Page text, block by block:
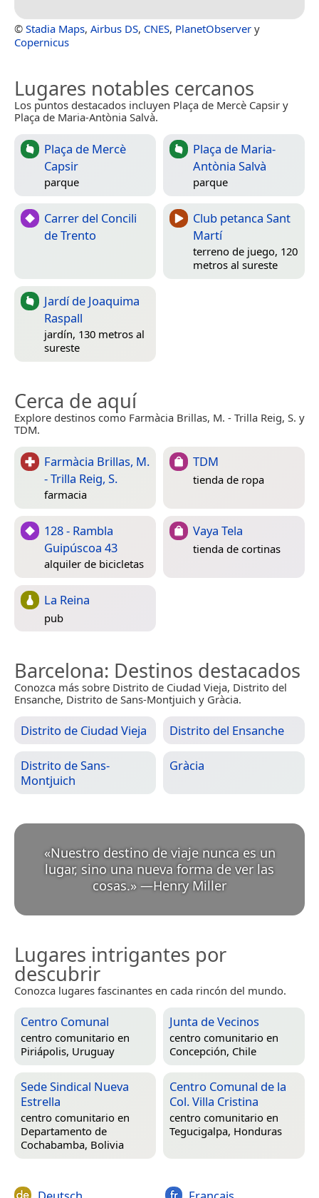
© Stadia Maps, Airbus DS, CNES, PlanetObserver y
Copernicus
Lugares notables cercanos
Los puntos destacados incluyen Plaça de Mercè Capsir y
Plaça de Maria-Antònia Salvà.
Plaça de Mercè
Capsir
parque
Plaça de Maria-
Antònia Salvà
parque
Carrer del Concili
de Trento
Club petanca Sant
Martí
terreno de juego, 120
metros al sureste
Jardí de Joaquima
Raspall
jardín, 130 metros al
sureste
Cerca de aquí
Explore destinos como Farmàcia Brillas, M. - Trilla Reig, S. y
TDM.
Farmàcia Brillas, M.
- Trilla Reig, S.
farmacia
TDM
tienda de ropa
128 - Rambla
Guipúscoa 43
alquiler de bicicletas
Vaya Tela
tienda de cortinas
La Reina
pub
Barcelona: Destinos destacados
Conozca más sobre Distrito de Ciudad Vieja, Distrito del
Ensanche, Distrito de Sans-Montjuich y Gràcia.
Distrito de Ciudad Vieja Distrito del Ensanche
Distrito de Sans-
Montjuich
Gràcia
«Nuestro destino de viaje nunca es un
lugar, sino una nueva forma de ver las
cosas.» —Henry Miller
Lugares intrigantes por
descubrir
Conozca lugares fascinantes en cada rincón del mundo.
Centro Comunal
centro comunitario en
Piriápolis, Uruguay
Junta de Vecinos
centro comunitario en
Concepción, Chile
Sede Sindical Nueva
Estrella
centro comunitario en
Departamento de
Cochabamba, Bolivia
Centro Comunal de la
Col. Villa Cristina
centro comunitario en
Tegucigalpa, Honduras